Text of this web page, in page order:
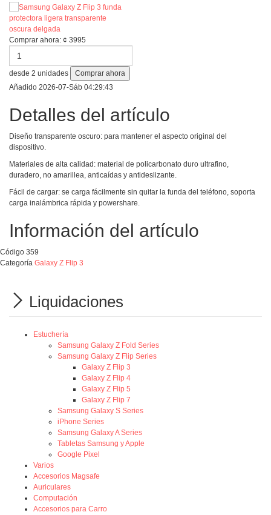
Comprar ahora: ¢ 3995
desde 2 unidades
Comprar ahora
Añadido 2026-07-Sáb 04:29:43
Detalles del artículo
Diseño transparente oscuro: para mantener el aspecto original del
dispositivo.
Materiales de alta calidad: material de policarbonato duro ultrafino,
duradero, no amarillea, anticaídas y antideslizante.
Fácil de cargar: se carga fácilmente sin quitar la funda del teléfono, soporta
carga inalámbrica rápida y powershare.
Información del artículo
Código 359
Categoría Galaxy Z Flip 3
Liquidaciones
Estuchería
Samsung Galaxy Z Fold Series
Samsung Galaxy Z Flip Series
Galaxy Z Flip 3
Galaxy Z Flip 4
Galaxy Z Flip 5
Galaxy Z Flip 7
Samsung Galaxy S Series
iPhone Series
Samsung Galaxy A Series
Tabletas Samsung y Apple
Google Pixel
Varios
Accesorios Magsafe
Auriculares
Computación
Accesorios para Carro